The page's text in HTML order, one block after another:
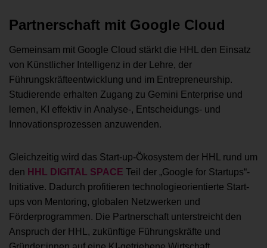
Partnerschaft mit Google Cloud
Gemeinsam mit Google Cloud stärkt die HHL den Einsatz
von Künstlicher Intelligenz in der Lehre, der
Führungskräfteentwicklung und im Entrepreneurship.
Studierende erhalten Zugang zu Gemini Enterprise und
lernen, KI effektiv in Analyse-, Entscheidungs- und
Innovationsprozessen anzuwenden.
Gleichzeitig wird das Start-up-Ökosystem der HHL rund um
den HHL DIGITAL SPACE Teil der „Google for Startups“-
Initiative. Dadurch profitieren technologieorientierte Start-
ups von Mentoring, globalen Netzwerken und
Förderprogrammen. Die Partnerschaft unterstreicht den
Anspruch der HHL, zukünftige Führungskräfte und